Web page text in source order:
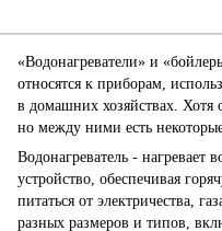
«Водонагреватели» и
относятся к приборам,
в домашних хозяйствах.
но между ними есть
Водонагреватель - нагревает
устройство, обеспечивая
питаться от электричества,
разных размеров и типов,